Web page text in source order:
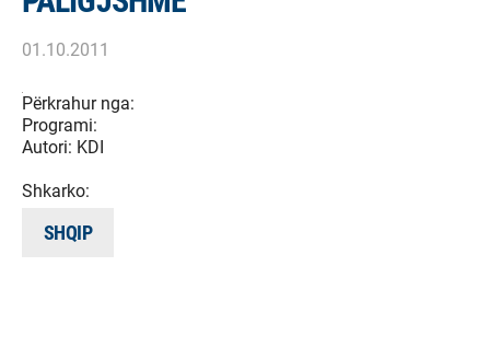
01.10.2011
Përkrahur nga:
Programi:
Autori: KDI
Shkarko:
SHQIP